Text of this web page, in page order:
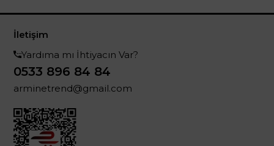
İletişim
Yardıma mı İhtiyacın Var?
0533 896 84 84
arminetrend@gmail.com